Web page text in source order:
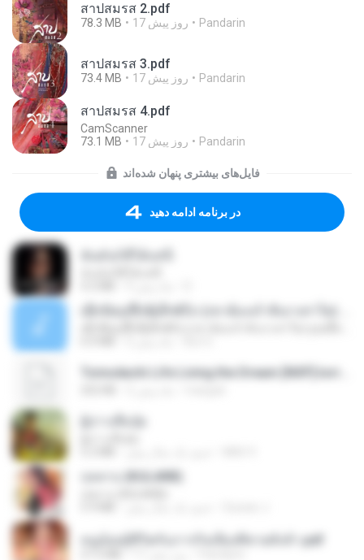
สาปสมรส 2.pdf
78.3 MB 17 روز پیش Pandarin
สาปสมรส 3.pdf
73.4 MB 17 روز پیش Pandarin
สาปสมรส 4.pdf
CamScanner
73.1 MB
17 روز پیش Pandarin
فایل‌های بیشتری پنهان شده‌اند
در برنامه ادامه دهید
กุหลาบ (KULARB)
หนูน้อยสู้ชีวิตกับภารกิจเลี้ยงพี่ชายทั้งห้า.pdf